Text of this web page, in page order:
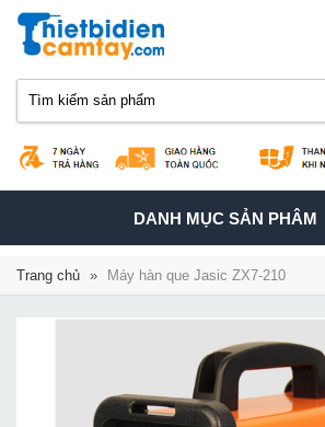
TOGGLE
NAVIGATION
DANH MỤC SẢN PHÂM
Trang chủ » Máy hàn que Jasic ZX7-210